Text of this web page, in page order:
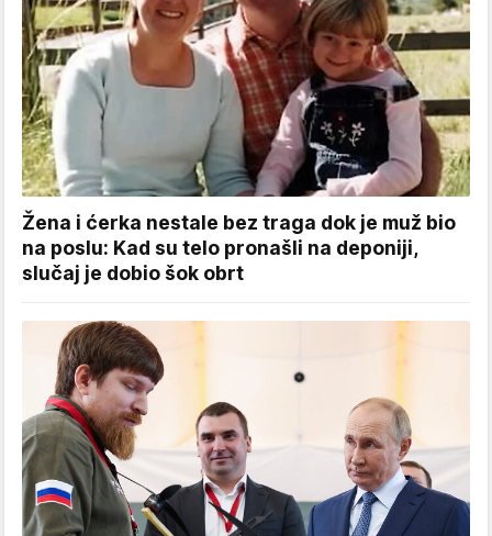
Žena i ćerka nestale bez traga dok je muž bio
na poslu: Kad su telo pronašli na deponiji,
slučaj je dobio šok obrt